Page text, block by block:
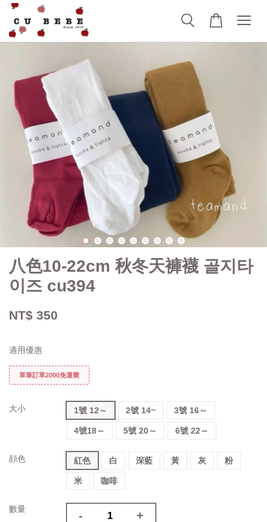
八色10-22cm 秋冬天褲襪 골지타
이즈 cu394
NT$ 350
適用優惠
單筆訂單2000免運費
大小 1號 12～ 2號 14~ 3號 16～
4號18～ 5號 20～ 6號 22～
顔色 紅色 白 深藍 黃 灰 粉
米 咖啡
數量 - +